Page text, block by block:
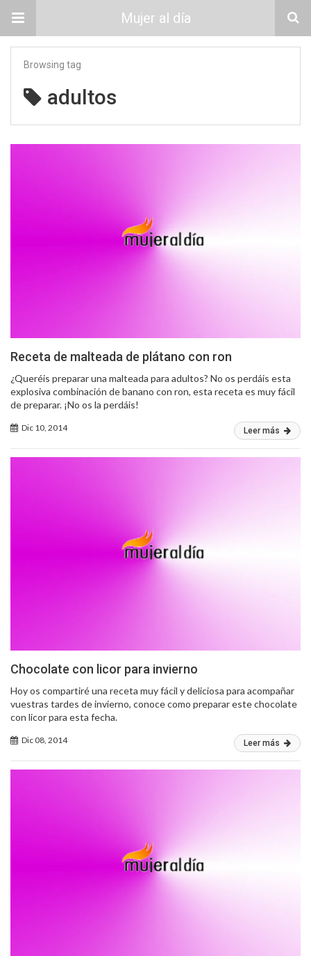
Mujer al día
Browsing tag
adultos
Receta de malteada de plátano con ron
¿Queréis preparar una malteada para adultos? No os perdáis esta
explosiva combinación de banano con ron, esta receta es muy fácil
de preparar. ¡No os la perdáis!
Dic 10, 2014 Leer más
Chocolate con licor para invierno
Hoy os compartiré una receta muy fácil y deliciosa para acompañar
vuestras tardes de invierno, conoce como preparar este chocolate
con licor para esta fecha.
Dic 08, 2014 Leer más